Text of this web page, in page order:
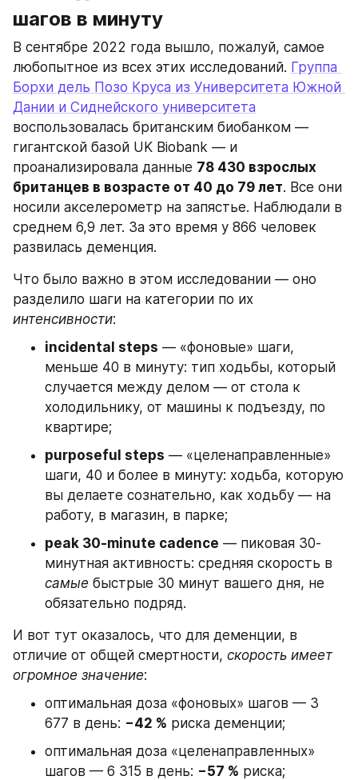
шагов в минуту
В сентябре 2022 года вышло, пожалуй, самое
любопытное из всех этих исследований. Группа
Борхи дель Позо Круса из Университета Южной
Дании и Сиднейского университета
воспользовалась британским биобанком —
гигантской базой UK Biobank — и
проанализировала данные 78 430 взрослых
британцев в возрасте от 40 до 79 лет. Все они
носили акселерометр на запястье. Наблюдали в
среднем 6,9 лет. За это время у 866 человек
развилась деменция.
Что было важно в этом исследовании — оно
интенсивности:
incidental steps — «фоновые» шаги,
меньше 40 в минуту: тип ходьбы, который
случается между делом — от стола к
холодильнику, от машины к подъезду, по
квартире;
purposeful steps — «целенаправленные»
шаги, 40 и более в минуту: ходьба, которую
вы делаете сознательно, как ходьбу — на
работу, в магазин, в парке;
peak 30-minute cadence — пиковая 30-
самые быстрые 30 минут вашего дня, не
обязательно подряд.
И вот тут оказалось, что для деменции, в
отличие от общей смертности, скорость имеет
огромное значение:
оптимальная доза «фоновых» шагов — 3
677 в день: −42 % риска деменции;
оптимальная доза «целенаправленных»
шагов — 6 315 в день: −57 % риска;